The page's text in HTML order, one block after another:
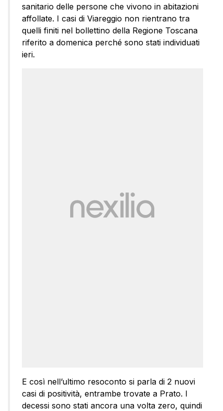
sanitario delle persone che vivono in abitazioni
affollate. I casi di Viareggio non rientrano tra
quelli finiti nel bollettino della Regione Toscana
riferito a domenica perché sono stati individuati
ieri.
E così nell’ultimo resoconto si parla di 2 nuovi
casi di positività, entrambe trovate a Prato. I
decessi sono stati ancora una volta zero, quindi